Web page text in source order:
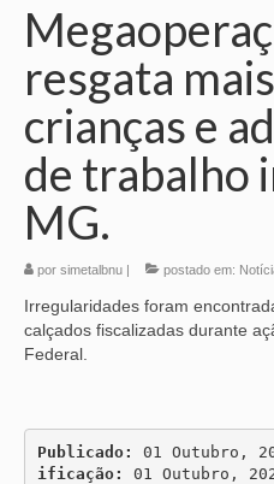
resgata
crianças e
de trabalho
MG.
por simetalbnu postado em:
Irregularidades foram
calçados fiscalizadas durante
Federal.
Publicado: 01 Outubro,
ificação:
01 Outubro,